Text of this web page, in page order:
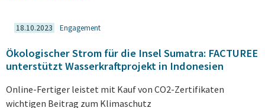
18.10.2023 Engagement
Ökologischer Strom für die Insel Sumatra: FACTUREE
unterstützt Wasserkraftprojekt in Indonesien
Online-Fertiger leistet mit Kauf von CO2-Zertifikaten
wichtigen Beitrag zum Klimaschutz